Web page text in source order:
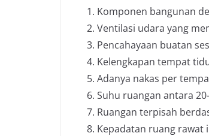
Komponen bangunan
Ventilasi udara yang
Pencahayaan buatan
Kelengkapan tempat
Adanya nakas per
Suhu ruangan antara
Ruangan terpisah
Kepadatan ruang